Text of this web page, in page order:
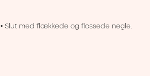
• Slut med flækkede og flossede negle.